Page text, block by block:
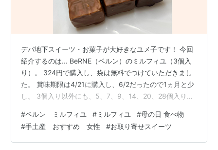
デパ地下スイーツ・お菓子が大好きなユメ子です！ 今回
紹介するのは... BeRNE（ベルン）のミルフィユ（3個入
り）。 324円で購入し、袋は無料でつけていただきまし
た。 賞味期限は4/21に購入し、6/2だったので1ヵ月と少
し。 3個入り以外にも、5、7、9、14、20、28個入りな
す。 BeRNE ベルン ミルフィユ 味は、ミルクチョコレー
ト、へーゼツナッツチョコレート、スイートチョコレー
トの3種類です。 それぞれの味の感想は.... ミルクチョコ
#ベルン ミルフィユ #ミルフィユ #母の日 食べ物
#手土産 おすすめ 女性 #お取り寄せスイーツ